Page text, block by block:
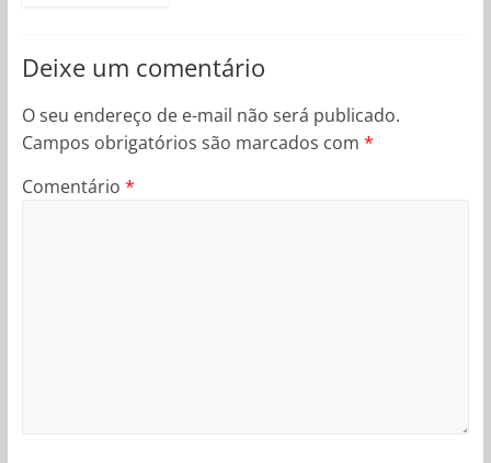
Deixe um comentário
O seu endereço de e-mail não será publicado.
Campos obrigatórios são marcados com *
Comentário *